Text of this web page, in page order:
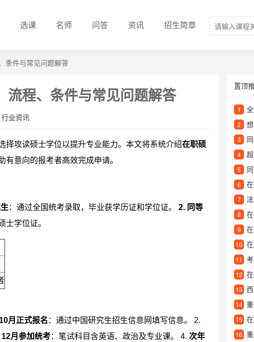
选课 名师 问答 资讯 招生简章
条件与常见问题解答
流程、条件与常见问题解答
行业资讯
择攻读硕士学位以提升专业能力。本文将系统介绍在职硕
有意向的报考者高效完成申请。
：通过全国统考录取，毕业获学历证和学位证。 2. 同等
士学位证。
月正式报名 ：通过中国研究生招生信息网填写信息。 2.
12月参加统考：笔试科目含英语、政治及专业课。 4. 次年
置顶
1
2
3
4
5
6
7
8
9 在
10 在
11 考
12 在
13
14
15
16